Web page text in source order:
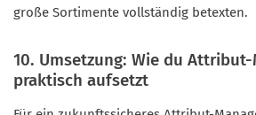
große Sortimente vollständig betexten.
10. Umsetzung: Wie du
praktisch aufsetzt